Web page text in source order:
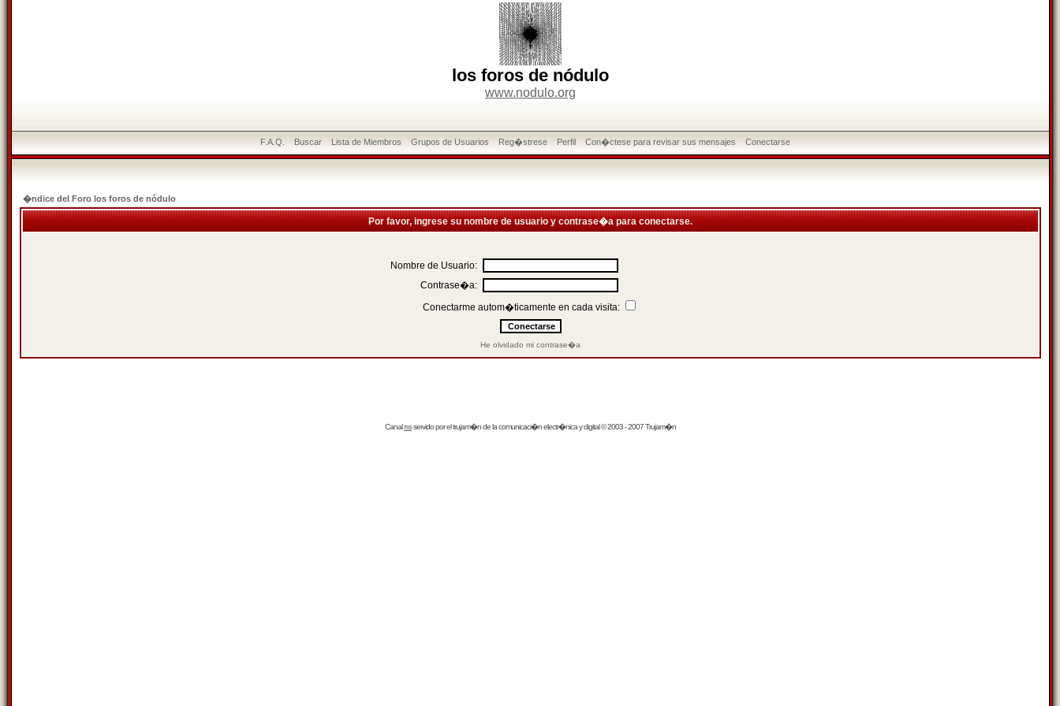
los foros de nódulo
www.nodulo.org
F.A.Q. Buscar Lista de Miembros Grupos de Usuarios Reg�strese Perfil Con�ctese para revisar sus mensajes Conectarse
�ndice del Foro los foros de nódulo
Por favor, ingrese su nombre de usuario y contrase�a para conectarse.
Nombre de Usuario:
Contrase�a:
Conectarme autom�ticamente en cada visita:
He olvidado mi contrase�a
Canalrssservido por eltrujam�nde la comunicaci�n electr�nica y digital © 2003 - 2007 Trujam�n